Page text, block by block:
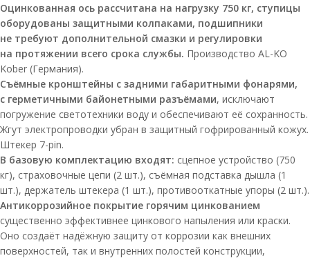
Оцинкованная ось рассчитана на нагрузку 750 кг, ступицы
оборудованы защитными колпаками, подшипники
не требуют дополнительной смазки и регулировки
на протяжении всего срока службы. Производство AL-KO
Kober (Германия).
Съёмные кронштейны с задними габаритными фонарями,
с герметичными байонетными разъёмами, исключают
погружение светотехники воду и обеспечивают её сохранность.
Жгут электропроводки убран в защитный гофрированный кожух.
Штекер 7-pin.
В базовую комплектацию входят: сцепное устройство (750
кг), страховочные цепи (2 шт.), съёмная подставка дышла (1
шт.), держатель штекера (1 шт.), противооткатные упоры (2 шт.).
Антикоррозийное покрытие горячим цинкованием
существенно эффективнее цинкового напыления или краски.
Оно создаёт надёжную защиту от коррозии как внешних
поверхностей, так и внутренних полостей конструкции,